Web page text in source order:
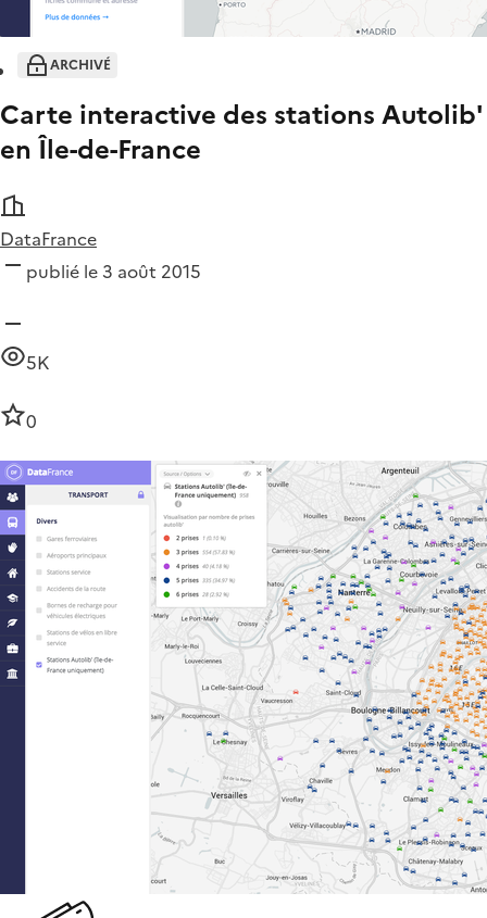
ARCHIVÉ
Carte interactive des stations Autolib'
en Île-de-France
DataFrance
publié le 3 août 2015
5K
0